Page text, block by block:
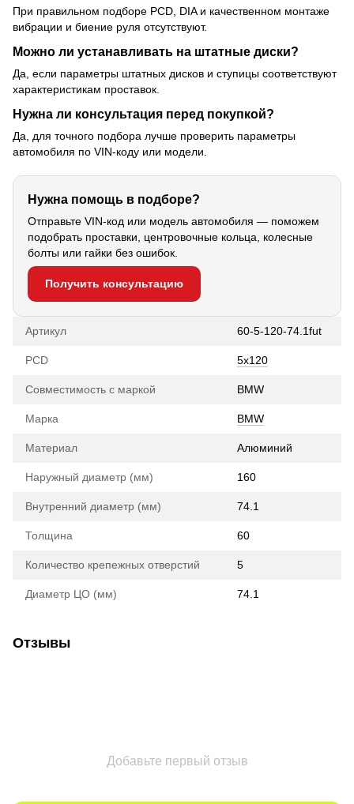
При правильном подборе PCD, DIA и качественном монтаже
вибрации и биение руля отсутствуют.
Можно ли устанавливать на штатные диски?
Да, если параметры штатных дисков и ступицы соответствуют
характеристикам проставок.
Нужна ли консультация перед покупкой?
Да, для точного подбора лучше проверить параметры
автомобиля по VIN-коду или модели.
Нужна помощь в подборе?
Отправьте VIN-код или модель автомобиля — поможем
подобрать проставки, центровочные кольца, колесные
болты или гайки без ошибок.
Получить консультацию
Артикул 60-5-120-74.1fut
PCD 5x120
Совместимость с маркой BMW
Марка BMW
Материал Алюминий
Наружный диаметр (мм) 160
Внутренний диаметр (мм) 74.1
Толщина 60
Количество крепежных отверстий 5
Диаметр ЦО (мм) 74.1
Отзывы
Добавьте первый отзыв